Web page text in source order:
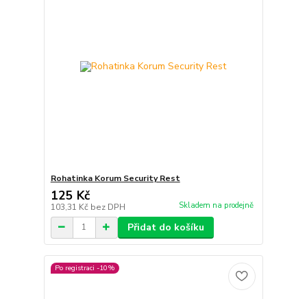
Rohatinka Korum Security Rest
125 Kč
103,31 Kč bez DPH Skladem na prodejně
Přidat do košíku
Po registraci -10%